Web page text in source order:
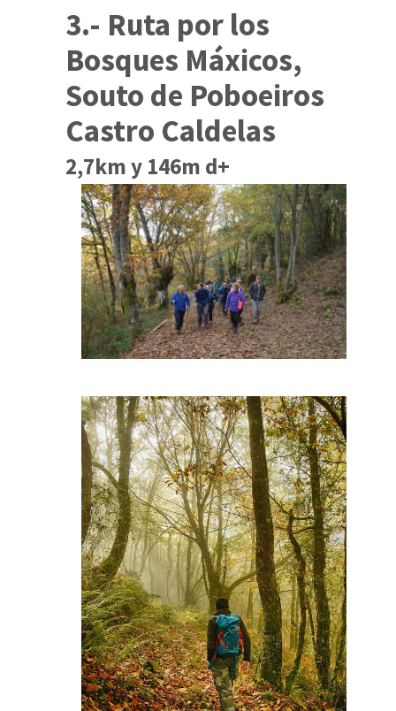
3.- Ruta por los
Bosques Máxicos,
Souto de Poboeiros
Castro Caldelas
2,7km y 146m d+